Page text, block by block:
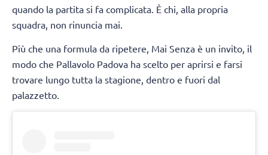
quando la partita si fa complicata. È chi, alla propria
squadra, non rinuncia mai.
Più che una formula da ripetere, Mai Senza è un invito, il
modo che Pallavolo Padova ha scelto per aprirsi e farsi
trovare lungo tutta la stagione, dentro e fuori dal
palazzetto.